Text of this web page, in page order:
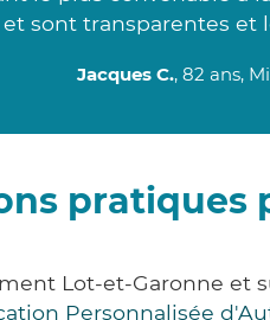
et sont transparentes et
Jacques C., 82 ans,
pratiques
Lot-et-Garonne et
Personnalisée